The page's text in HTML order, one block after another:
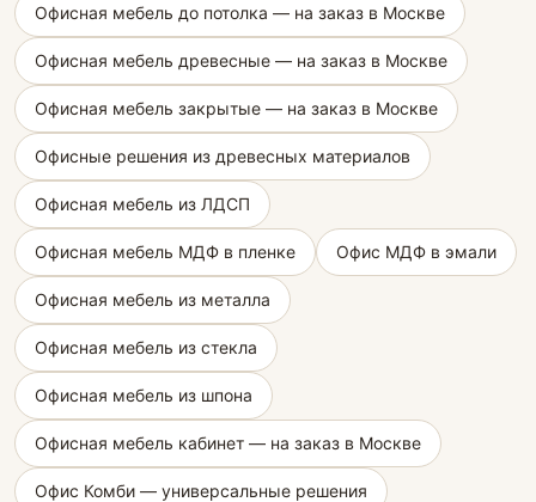
Офисная мебель до потолка — на заказ в Москве
Офисная мебель древесные — на заказ в Москве
Офисная мебель закрытые — на заказ в Москве
Офисные решения из древесных материалов
Офисная мебель из ЛДСП
Офисная мебель МДФ в пленке Офис МДФ в эмали
Офисная мебель из металла
Офисная мебель из стекла
Офисная мебель из шпона
Офисная мебель кабинет — на заказ в Москве
Офис Комби — универсальные решения